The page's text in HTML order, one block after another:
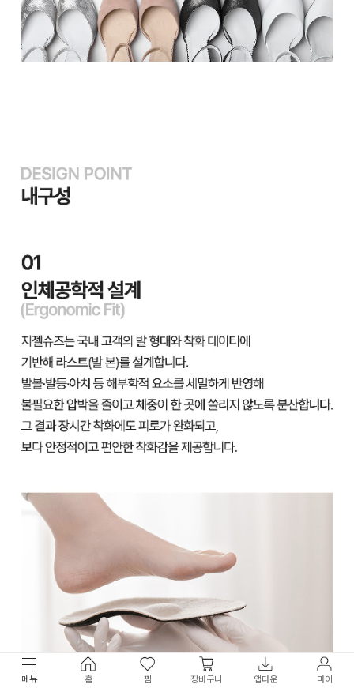
메뉴 홈 찜 장바구니 앱다운 마이